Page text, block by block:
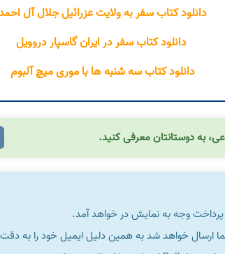
دانلود کتاب سفر به ولایت عزرائیل جلال آل
دانلود کتاب سفر در ایران گاسپار دروویل
دانلود کتاب سه شنبه ها با موری میچ آلبوم
به دوستانتان معرفی کنید.
پرداخت وجه به نمایش در خواهد آمد.
ارسال خواهد شد به همین دلیل ایمیل خود را به دقت